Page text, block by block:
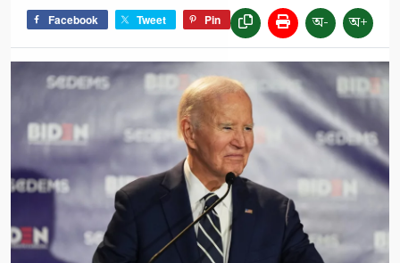
Facebook Tweet Pin অ- অ+